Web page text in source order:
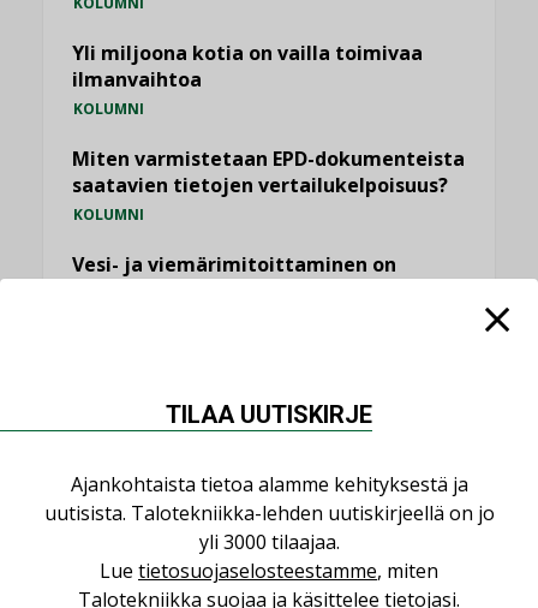
Yli miljoona kotia on vailla toimivaa
ilmanvaihtoa
KOLUMNI
Miten varmistetaan EPD-dokumenteista
saatavien tietojen vertailukelpoisuus?
KOLUMNI
Vesi- ja viemärimitoittaminen on
NIMITYKSET
TILAA UUTISKIRJE
Ajankohtaista tietoa alamme kehityksestä ja
uutisista. Talotekniikka-lehden uutiskirjeellä on jo
yli 3000 tilaajaa.
Lue tietosuojaselosteestamme, miten
Talotekniikka suojaa ja käsittelee tietojasi.